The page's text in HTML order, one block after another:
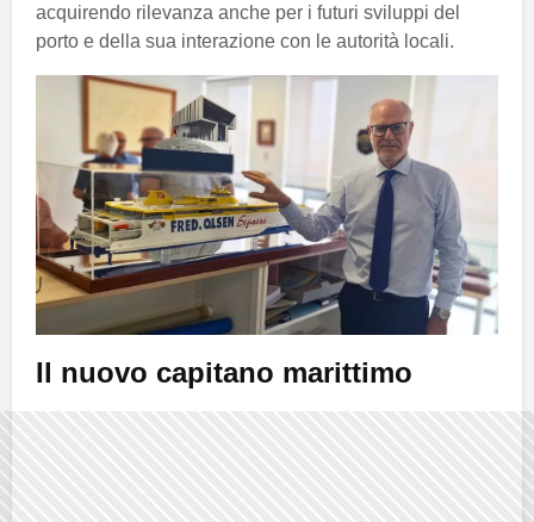
acquirendo rilevanza anche per i futuri sviluppi del
porto e della sua interazione con le autorità locali.
Il nuovo capitano marittimo